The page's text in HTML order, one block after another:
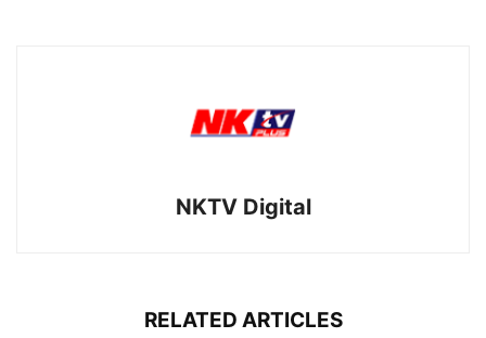
NKTV Digital
RELATED ARTICLES